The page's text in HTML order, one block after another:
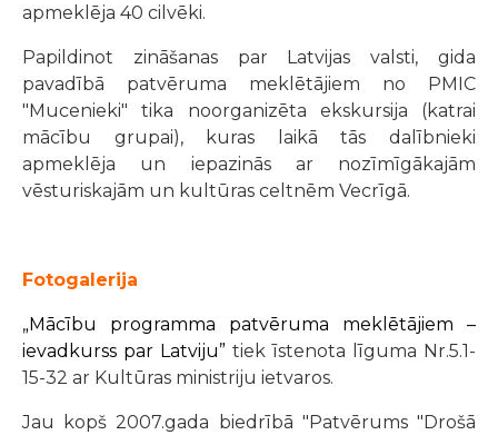
apmeklēja 40 cilvēki.
Papildinot zināšanas par Latvijas valsti, gida
pavadībā patvēruma meklētājiem no PMIC
"Mucenieki" tika noorganizēta ekskursija (katrai
mācību grupai), kuras laikā tās dalībnieki
apmeklēja un iepazinās ar nozīmīgākajām
vēsturiskajām un kultūras celtnēm Vecrīgā.
Fotogalerija
„Mācību programma patvēruma meklētājiem –
ievadkurss par Latviju” tiek īstenota līguma Nr.5.1-
15-32 ar Kultūras ministriju ietvaros.
Jau kopš 2007.gada biedrībā "Patvērums "Drošā